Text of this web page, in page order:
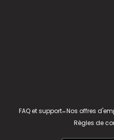
FAQ et support-Nos offres
Règles de